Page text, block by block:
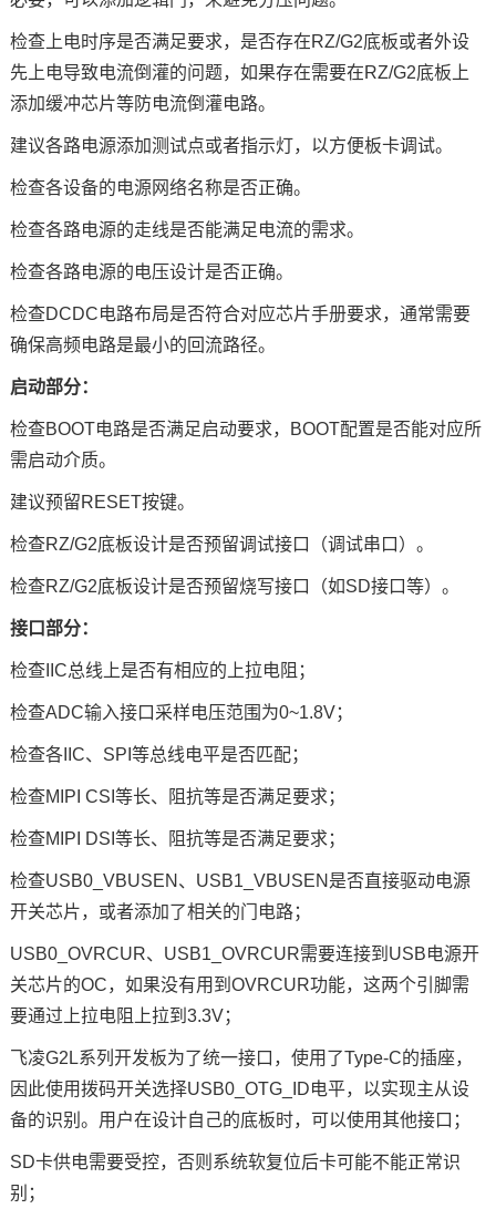
检查上电时序是否满足要求，是否存在RZ/G2底板或者外设
先上电导致电流倒灌的问题，如果存在需要在RZ/G2底板上
添加缓冲芯片等防电流倒灌电路。
建议各路电源添加测试点或者指示灯，以方便板卡调试。
检查各设备的电源网络名称是否正确。
检查各路电源的走线是否能满足电流的需求。
检查各路电源的电压设计是否正确。
检查DCDC电路布局是否符合对应芯片手册要求，通常需要
确保高频电路是最小的回流路径。
启动部分：
检查BOOT电路是否满足启动要求， BOOT配置是否能对应所
需启动介质。
建议预留RESET按键。
检查RZ/G2底板设计是否预留调试接口（调试串口）。
检查RZ/G2底板设计是否预留烧写接口（如SD接口等）。
接口部分：
检查I IC总线上是否有相应的上拉电阻；
检查ADC输入接口采样电压范围为0~1.8V；
检查各I IC、 SPI等总线电平是否匹配；
检查M IPI CSI等长、阻抗等是否满足要求；
检查M IPI DSI等长、阻抗等是否满足要求；
检查USB0_VBUSEN 、 USB1_VBUSEN是否直接驱动电源
开关芯片，或者添加了相关的门电路；
USB0_OVRCUR、 USB1_OVRCUR需要连接到 USB电源开
关芯片的OC，如果没有用到 OVRCUR功能，这两个引脚需
要通过上拉电阻上拉到 3.3V；
飞凌G2L系列 开发板为了统一接口，使用了Type-C的插座，
因此使用拨码开关选择USB0_OTG_ID电平，以实现主从设
备的识别。用户在设计自己的底板时，可以使用其他接口；
SD卡供电需要受控，否则系统软复位后卡可能不能正常识
别；